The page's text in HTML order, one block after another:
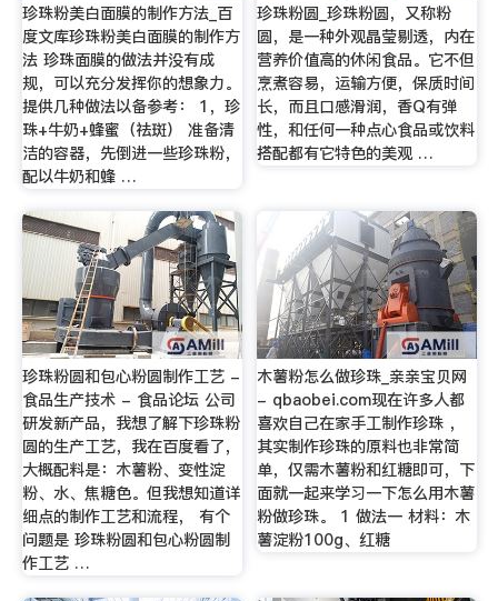
珍珠粉美白面膜的制作方法_百
度文库珍珠粉美白面膜的制作方
法 珍珠面膜的做法并没有成
规，可以充分发挥你的想象力。
提供几种做法以备参考： 1，珍
珠+牛奶+蜂蜜（祛斑） 准备清
洁的容器，先倒进一些珍珠粉，
配以牛奶和蜂 …
珍珠粉圆_珍珠粉圆，又称粉
圆，是一种外观晶莹剔透，内在
营养价值高的休闲食品。它不但
烹煮容易，运输方便，保质时间
长，而且口感滑润，香Q有弹
性，和任何一种点心食品或饮料
搭配都有它特色的美观 …
珍珠粉圆和包心粉圆制作工艺 -
食品生产技术 - 食品论坛 公司
研发新产品，我想了解下珍珠粉
圆的生产工艺，我在百度看了，
大概配料是：木薯粉、变性淀
粉、水、焦糖色。但我想知道详
细点的制作工艺和流程， 有个
问题是 珍珠粉圆和包心粉圆制
作工艺 …
木薯粉怎么做珍珠_亲亲宝贝网
- qbaobei.com现在许多人都
喜欢自己在家手工制作珍珠 ，
其实制作珍珠的原料也非常简
单，仅需木薯粉和红糖即可，下
面就一起来学习一下怎么用木薯
粉做珍珠。 1 做法一 材料：木
薯淀粉100g、红糖